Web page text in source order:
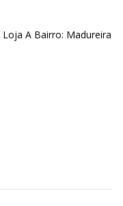
A Bairro: Madureira